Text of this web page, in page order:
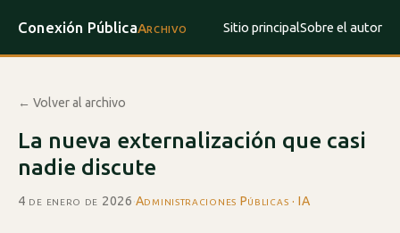
Conexión PúblicaArchivo Sitio principalSobre el autor
← Volver al archivo
La nueva externalización que casi
nadie discute
4 de enero de 2026·Administraciones Públicas · IA